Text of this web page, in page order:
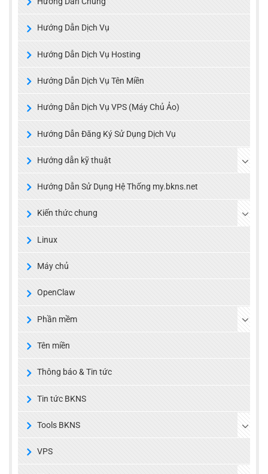
Hướng Dẫn Dịch Vụ
Hướng Dẫn Dịch Vụ Hosting
Hướng Dẫn Dịch Vụ Tên Miền
Hướng Dẫn Dịch Vụ VPS (Máy Chủ Ảo)
Hướng Dẫn Đăng Ký Sử Dụng Dịch Vụ
Hướng dẫn kỹ thuật
Hướng Dẫn Sử Dụng Hệ Thống my.bkns.net
Kiến thức chung
Linux
Máy chủ
OpenClaw
Phần mềm
Tên miền
Thông báo & Tin tức
Tin tức BKNS
Tools BKNS
VPS